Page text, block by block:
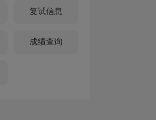
复试信息
成绩查询